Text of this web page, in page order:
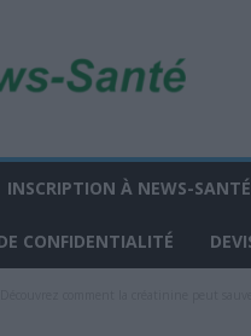
INSCRIPTION À NEWS-
CONFIDENTIALITÉ